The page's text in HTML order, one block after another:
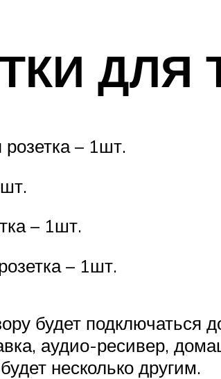
ДЛЯ
– 1шт.
– 1шт.
– 1шт.
будет подключаться
аудио-ресивер,
несколько другим.